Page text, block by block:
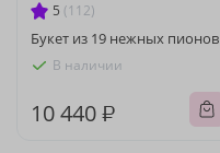
5 (112)
Букет из 19 нежных пионов
В наличии
10 440 ₽